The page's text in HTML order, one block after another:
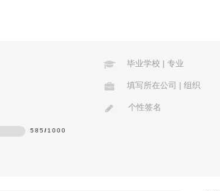
585 / 1000
毕业学校 | 专业
填写所在公司 | 组织
个性签名